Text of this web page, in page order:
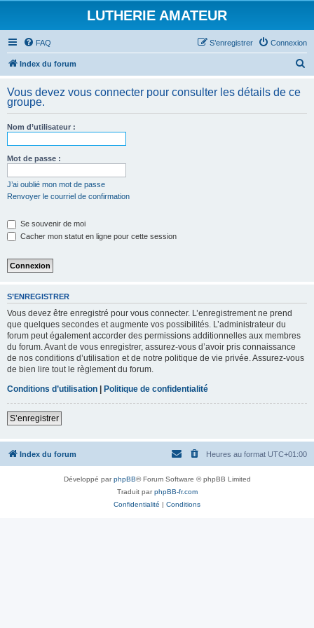
LUTHERIE AMATEUR
FAQ Connexion
S’enregistrer
Index du forum
h
Vous devez vous connecter pour consulter les détails de ce
groupe.
Nom d’utilisateur :
Mot de passe :
J’ai oublié mon mot de passe
Renvoyer le courriel de confirmation
Se souvenir de moi
Cacher mon statut en ligne pour cette session
S’ENREGISTRER
Vous devez être enregistré pour vous connecter. L’enregistrement ne prend
que quelques secondes et augmente vos possibilités. L’administrateur du
forum peut également accorder des permissions additionnelles aux membres
du forum. Avant de vous enregistrer, assurez-vous d’avoir pris connaissance
de nos conditions d’utilisation et de notre politique de vie privée. Assurez-vous
de bien lire tout le règlement du forum.
Conditions d’utilisation | Politique de confidentialité
S’enregistrer
Index du forum Heures au format UTC+01:00
Développé parphpBB® Forum Software © phpBB Limited
Traduit parphpBB-fr.com
Confidentialité | Conditions